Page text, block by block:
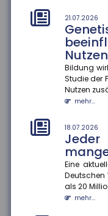
21.07.2026
Bildung
Studie der
Nutzen
mehr...
18.07.2026
Jeder
Eine
Deutschen
als 20
mehr...
Gründer:innen
mehr...
18.07.2026
Der
mehr...
18.07.2026
Hitze in
Extreme